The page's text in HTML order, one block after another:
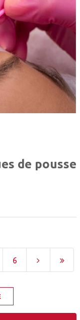
de pousse
6